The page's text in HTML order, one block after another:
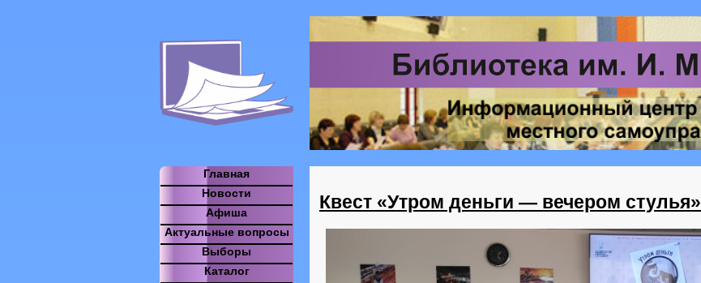
Квест «Утром деньги — вечером стулья»
Главная
Новости
Афиша
Актуальные вопросы
Выборы
Каталог